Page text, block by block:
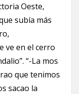
Oeste,
subía más
ve en el cerro
“-La mos
que tenimos
sacao la